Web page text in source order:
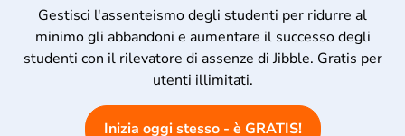
Gestisci l'assenteismo degli studenti per ridurre al
minimo gli abbandoni e aumentare il successo degli
studenti con il rilevatore di assenze di Jibble. Gratis per
utenti illimitati.
Inizia oggi stesso - è GRATIS!